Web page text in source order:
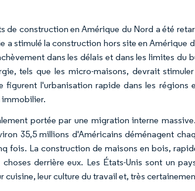
de construction en Amérique du Nord a été
a stimulé la construction hors site en Amérique
dans les délais et dans les limites
tels que les micro-maisons, devrait
figurent l'urbanisation rapide dans les
immobilier.
portée par une migration interne
35,5 millions d'Américains déménagent
fois. La construction de maisons en bois,
derrière eux. Les États-Unis sont un
cuisine, leur culture du travail et, très